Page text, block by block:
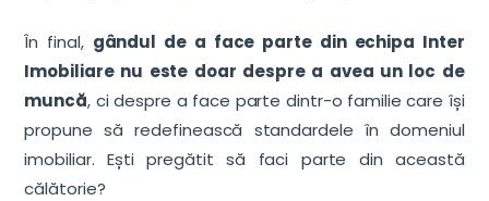
În final, gândul de a face parte din echipa Inter
Imobiliare nu este doar despre a avea un loc de
muncă, ci despre a face parte dintr-o familie care își
propune să redefinească standardele în domeniul
imobiliar. Ești pregătit să faci parte din această
călătorie?